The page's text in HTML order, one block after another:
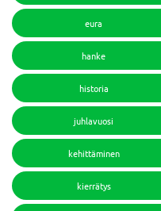
eura
hanke
historia
juhlavuosi
kehittäminen
kierrätys